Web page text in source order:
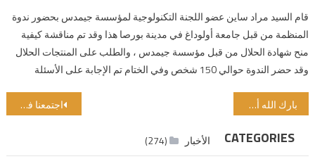
قام السيد مراد ساين عضو اللجنة التكنولوجية لمؤسسة جيمدس بحضور ندوة
المنظمة من قبل جامعة أولوداغ في مدينة بورصا هذا وقد تم مناقشة كيفية
منح شهادة الحلال من قبل مؤسسة جيمدس ، والطلب على المنتجات الحلال
وقد حضر الندوة حوالي 150 شخص وفي الختام تم الإجابة على الأسئلة
Post navigation اجتمعنا في جوهانسبرغ باستضافة من SANHA لحضور المؤتمر الحادي والعشرين للمجلس العالمي للحلال (WHC) ، الذي سنحتفل بالذكرى السنوية السادسة والعشرين لتأسيسه. بارك الله أشهر الثلاثة المباركة و ليلتنا الرغائب
CATEGORIES الأخبار (274)